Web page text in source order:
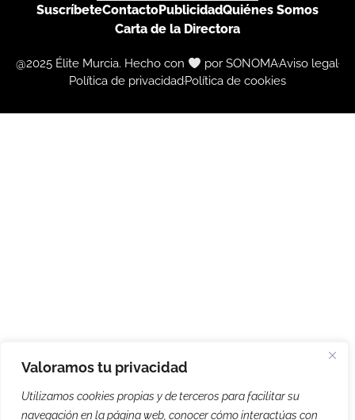
Valoramos tu privacidad
Utilizamos cookies propias y de terceros para facilitar su
navegación en la página web, conocer cómo interactúas con
SuscríbeteContactoPublicidadQuiénes Somos
Carta de la Directora
@2025 Élite Murcia. Hecho con por SONOMAAviso legal
Política de privacidadPolítica de cookies